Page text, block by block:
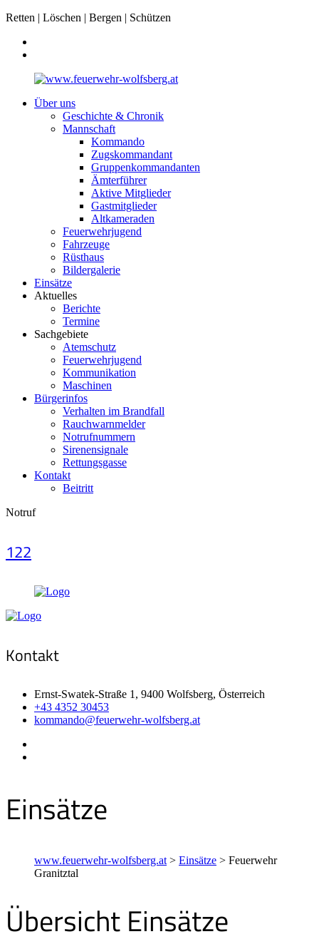
Retten | Löschen | Bergen | Schützen
Über uns
Geschichte & Chronik
Mannschaft
Kommando
Zugskommandant
Gruppenkommandanten
Ämterführer
Aktive Mitglieder
Gastmitglieder
Altkameraden
Feuerwehrjugend
Fahrzeuge
Rüsthaus
Bildergalerie
Einsätze
Aktuelles
Berichte
Termine
Sachgebiete
Atemschutz
Feuerwehrjugend
Kommunikation
Maschinen
Bürgerinfos
Verhalten im Brandfall
Rauchwarnmelder
Notrufnummern
Sirenensignale
Rettungsgasse
Kontakt
Beitritt
Notruf
122
Kontakt
Ernst-Swatek-Straße 1, 9400 Wolfsberg, Österreich
+43 4352 30453
kommando@feuerwehr-wolfsberg.at
Einsätze
www.feuerwehr-wolfsberg.at > Einsätze > Feuerwehr
Granitztal
Übersicht Einsätze